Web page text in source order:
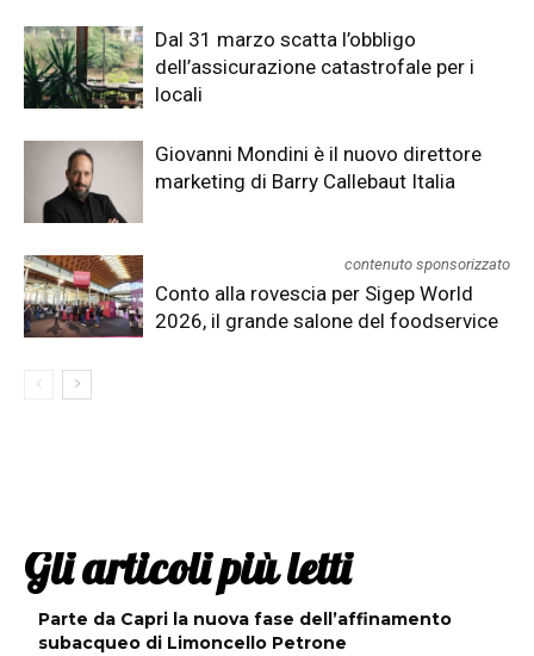
Dal 31 marzo scatta l’obbligo
dell’assicurazione catastrofale per i
locali
Giovanni Mondini è il nuovo direttore
marketing di Barry Callebaut Italia
contenuto sponsorizzato
Conto alla rovescia per Sigep World
2026, il grande salone del foodservice
Gli articoli più letti
Parte da Capri la nuova fase dell’affinamento
subacqueo di Limoncello Petrone